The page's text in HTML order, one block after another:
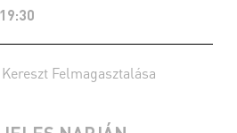
Felmagasztalása